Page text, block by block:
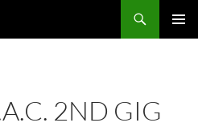
2ND GIG